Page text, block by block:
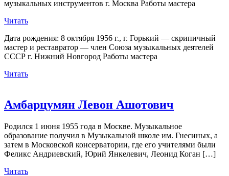
музыкальных инструментов г. Москва Работы мастера
Читать
Дата рождения: 8 октября 1956 г., г. Горький — скрипичный
мастер и реставратор — член Союза музыкальных деятелей
СССР г. Нижний Новгород Работы мастера
Читать
Амбарцумян Левон Ашотович
Родился 1 июня 1955 года в Москве. Музыкальное
образование получил в Музыкальной школе им. Гнесиных, а
затем в Московской консерватории, где его учителями были
Феликс Андриевский, Юрий Янкелевич, Леонид Коган […]
Читать